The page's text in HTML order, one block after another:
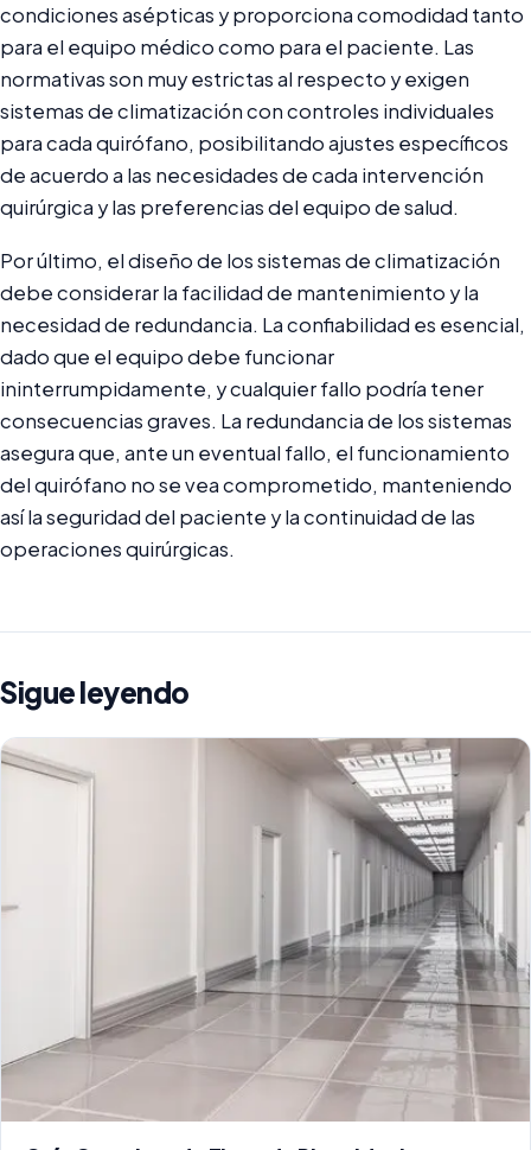
condiciones asépticas y proporciona comodidad tanto
para el equipo médico como para el paciente. Las
normativas son muy estrictas al respecto y exigen
sistemas de climatización con controles individuales
para cada quirófano, posibilitando ajustes específicos
de acuerdo a las necesidades de cada intervención
quirúrgica y las preferencias del equipo de salud.
Por último, el diseño de los sistemas de climatización
debe considerar la facilidad de mantenimiento y la
necesidad de redundancia. La confiabilidad es esencial,
dado que el equipo debe funcionar
ininterrumpidamente, y cualquier fallo podría tener
consecuencias graves. La redundancia de los sistemas
asegura que, ante un eventual fallo, el funcionamiento
del quirófano no se vea comprometido, manteniendo
así la seguridad del paciente y la continuidad de las
operaciones quirúrgicas.
Sigue leyendo